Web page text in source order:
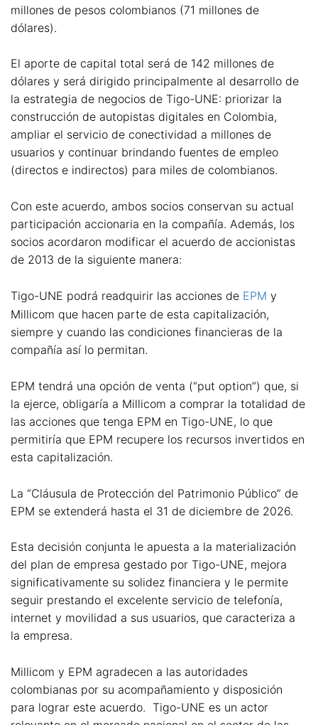
millones de pesos colombianos (71 millones de
dólares).
El aporte de capital total será de 142 millones de
dólares y será dirigido principalmente al desarrollo de
la estrategia de negocios de Tigo-UNE: priorizar la
construcción de autopistas digitales en Colombia,
ampliar el servicio de conectividad a millones de
usuarios y continuar brindando fuentes de empleo
(directos e indirectos) para miles de colombianos.
Con este acuerdo, ambos socios conservan su actual
participación accionaria en la compañía. Además, los
socios acordaron modificar el acuerdo de accionistas
de 2013 de la siguiente manera:
Tigo-UNE podrá readquirir las acciones de EPM y
Millicom que hacen parte de esta capitalización,
siempre y cuando las condiciones financieras de la
compañía así lo permitan.
EPM tendrá una opción de venta (“put option”) que, si
la ejerce, obligaría a Millicom a comprar la totalidad de
las acciones que tenga EPM en Tigo-UNE, lo que
permitiría que EPM recupere los recursos invertidos en
esta capitalización.
La “Cláusula de Protección del Patrimonio Público” de
EPM se extenderá hasta el 31 de diciembre de 2026.
Esta decisión conjunta le apuesta a la materialización
del plan de empresa gestado por Tigo-UNE, mejora
significativamente su solidez financiera y le permite
seguir prestando el excelente servicio de telefonía,
internet y movilidad a sus usuarios, que caracteriza a
la empresa.
Millicom y EPM agradecen a las autoridades
colombianas por su acompañamiento y disposición
para lograr este acuerdo. Tigo-UNE es un actor